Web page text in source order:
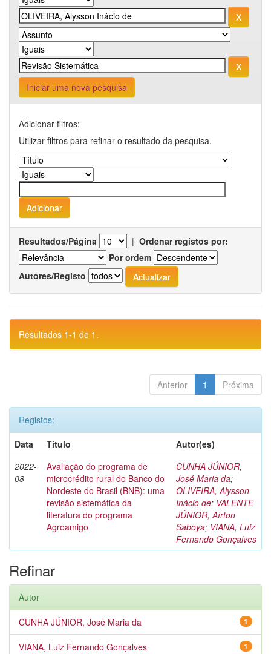
Iniciar uma nova pesquisa
Adicionar filtros:
Utilizar filtros para refinar o resultado da pesquisa.
Resultados/Página | Ordenar registos por:
Por ordem
Autores/Registo
Resultados 1-1 de 1.
Anterior 1 Próxima
Registos:
Data
Título
Autor(es)
2022-
08
Avaliação do programa de
microcrédito rural do Banco do
Nordeste do Brasil (BNB): uma
revisão sistemática da
literatura do programa
Agroamigo
CUNHA JÚNIOR,
José Maria da;
OLIVEIRA, Alysson
Inácio de; VALENTE
JÚNIOR, Aírton
Saboya; VIANA, Luiz
Fernando Gonçalves
Refinar
Autor
1
CUNHA JÚNIOR, José Maria da
1
VIANA, Luiz Fernando Gonçalves